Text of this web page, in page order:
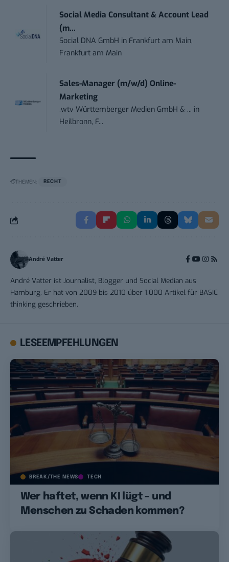
Social Media Consultant & Account Lead
(m...
Social DNA GmbH in Frankfurt am Main,
Frankfurt am Main
Sales-Manager (m/w/d) Online-
Marketing
.wtv Württemberger Medien GmbH & ... in
Heilbronn, F...
THEMEN: RECHT
André Vatter
André Vatter ist Journalist, Blogger und Social Median aus
Hamburg. Er hat von 2009 bis 2010 über 1.000 Artikel für BASIC
thinking geschrieben.
LESEEMPFEHLUNGEN
BREAK/THE NEWS TECH
Wer haftet, wenn KI lügt – und
Menschen zu Schaden kommen?